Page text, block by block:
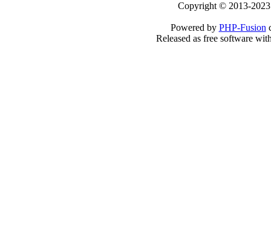
Copyright © 2013-
Powered by PHP-Fusion
Released as free software